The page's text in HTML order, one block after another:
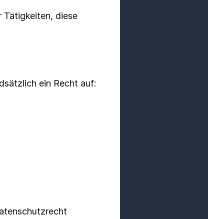
Tätigkeiten, diese
ein Recht auf: